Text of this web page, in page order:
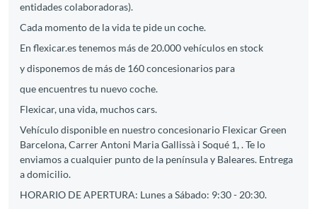
entidades colaboradoras).
Cada momento de la vida te pide un coche.
En flexicar.es tenemos más de 20.000 vehículos en stock
y disponemos de más de 160 concesionarios para
que encuentres tu nuevo coche.
Flexicar, una vida, muchos cars.
Vehículo disponible en nuestro concesionario Flexicar Green
Barcelona, Carrer Antoni Maria Gallissà i Soqué 1, . Te lo
enviamos a cualquier punto de la península y Baleares. Entrega
a domicilio.
HORARIO DE APERTURA: Lunes a Sábado: 9:30 - 20:30.